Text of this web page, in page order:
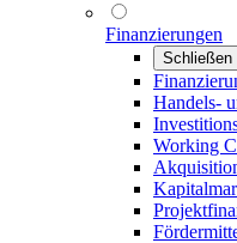
Finanzierungen
Schließen
Handels-
Working